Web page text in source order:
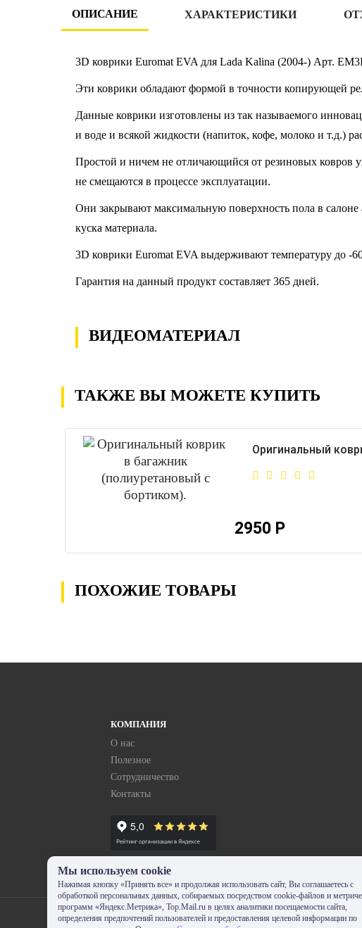
ОПИСАНИЕ ХАРАКТЕРИСТИКИ
3D коврики Euromat EVA для Lada Kalina (2004-) Арт.
Эти коврики обладают формой в точности копирующей
Данные коврики изготовлены из так называемого
и воде и всякой жидкости (напиток, кофе, молоко и т.д.)
Простой и ничем не отличающийся от резиновых ковров
не смещаются в процессе эксплуатации.
Они закрывают максимальную поверхность пола в
куска материала.
3D коврики Euromat EVA выдерживают температуру до -
Гарантия на данный продукт составляет 365 дней.
ВИДЕОМАТЕРИАЛ
ТАКЖЕ ВЫ МОЖЕТЕ КУПИТЬ
Оригинальный
2950 Р
ПОХОЖИЕ ТОВАРЫ
КОМПАНИЯ
О нас
Полезное
Сотрудничество
Контакты
Мы используем cookie
Нажимая кнопку «Принять все» и продолжая использовать сайт, Вы соглашаетесь с
обработкой персональных данных, собираемых посредством cookie-файлов и
программ «Яндекс.Метрика», Top.Mail.ru в целях аналитики посещаемости сайта,
определения предпочтений пользователей и предоставления целевой информации по